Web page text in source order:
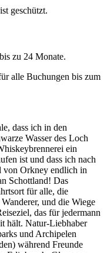
geschützt.
zu 24 Monate.
alle Buchungen bis zum
dass ich in den
Wasser des Loch
ein
ist und dass ich nach
von Orkney endlich in
Schottland! Das
für alle, die
und die Wiege
das für jedermann
hält. Natur-Liebhaber
und Archipelen
während Freunde